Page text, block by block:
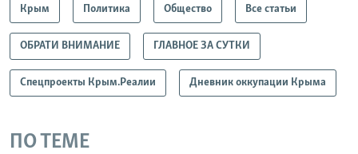
Крым Политика Общество Все статьи
ОБРАТИ ВНИМАНИЕ ГЛАВНОЕ ЗА СУТКИ
Спецпроекты Крым.Реалии Дневник оккупации Крыма
ПО ТЕМЕ